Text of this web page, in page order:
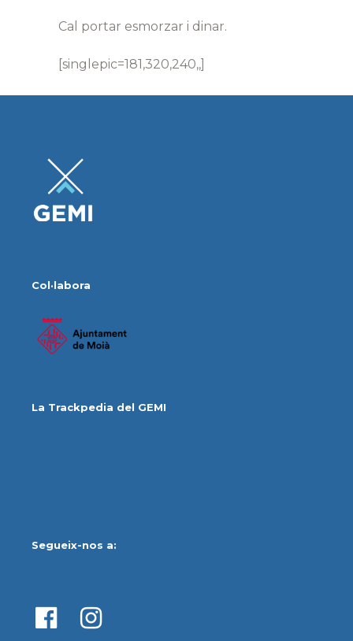
Cal portar esmorzar i dinar.
[singlepic=181,320,240,,]
Col·labora
La Trackpedia del GEMI
Segueix-nos a: